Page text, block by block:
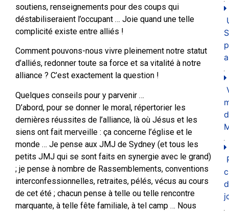
soutiens, renseignements pour des coups qui
déstabiliseraient l’occupant … Joie quand une telle
complicité existe entre alliés !
Comment pouvons-nous vivre pleinement notre statut
d’alliés, redonner toute sa force et sa vitalité à notre
alliance ? C’est exactement la question !
Quelques conseils pour y parvenir …
D’abord, pour se donner le moral, répertorier les
dernières réussites de l’alliance, là où Jésus et les
siens ont fait merveille : ça concerne l’église et le
monde … Je pense aux JMJ de Sydney (et tous les
petits JMJ qui se sont faits en synergie avec le grand)
; je pense à nombre de Rassemblements, conventions
interconfessionnelles, retraites, pélés, vécus au cours
de cet été ; chacun pense à telle ou telle rencontre
marquante, à telle fête familiale, à tel camp … Nous